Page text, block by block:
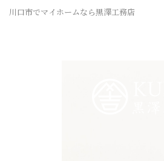
川口市でマイホームなら黒澤工務店